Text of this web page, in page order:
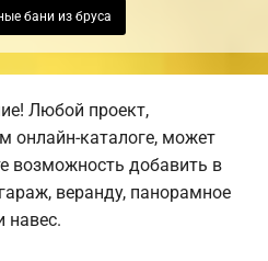
бани из бруса
Любой проект,
онлайн-каталоге, может
возможность добавить в
веранду, панорамное
навес.